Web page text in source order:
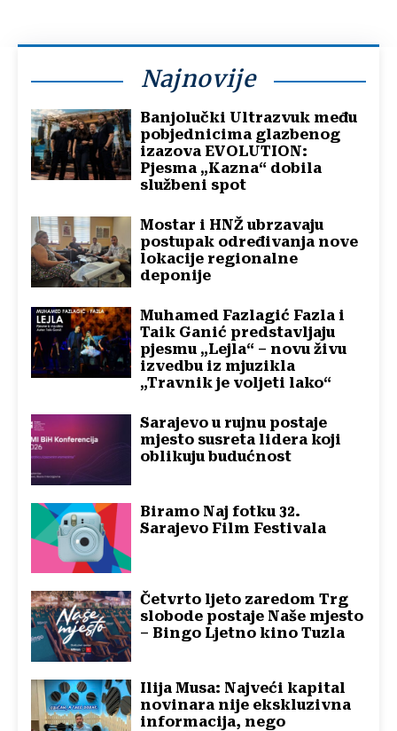
Najnovije
Banjolučki Ultrazvuk među
pobjednicima glazbenog
izazova EVOLUTION:
Pjesma „Kazna“ dobila
službeni spot
Mostar i HNŽ ubrzavaju
postupak određivanja nove
lokacije regionalne
deponije
Muhamed Fazlagić Fazla i
Taik Ganić predstavljaju
pjesmu „Lejla“ – novu živu
izvedbu iz mjuzikla
„Travnik je voljeti lako“
Sarajevo u rujnu postaje
mjesto susreta lidera koji
oblikuju budućnost
Biramo Naj fotku 32.
Sarajevo Film Festivala
Četvrto ljeto zaredom Trg
slobode postaje Naše mjesto
– Bingo Ljetno kino Tuzla
Ilija Musa: Najveći kapital
novinara nije ekskluzivna
informacija, nego